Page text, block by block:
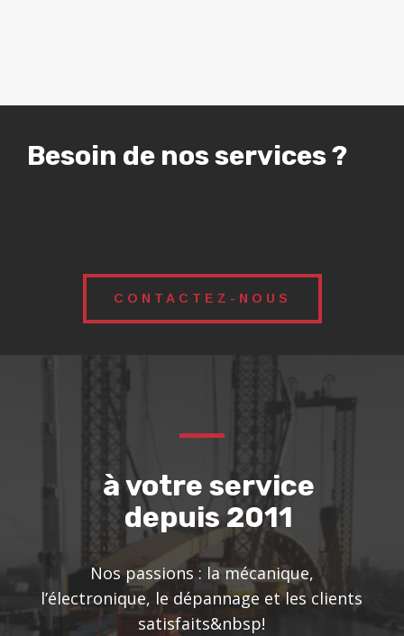
Besoin de nos services ?
CONTACTEZ-NOUS
à votre service
depuis 2011
Nos passions : la mécanique,
l’électronique, le dépannage et les clients
satisfaits&nbsp!